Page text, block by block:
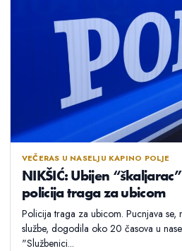
VEČERAS U NASELJU KAPINO POLJE
NIKŠIĆ: Ubijen
policija traga za ubicom
Policija traga za ubicom. Pucnjava se,
službe, dogodila oko 20 časova u
"Službenici...